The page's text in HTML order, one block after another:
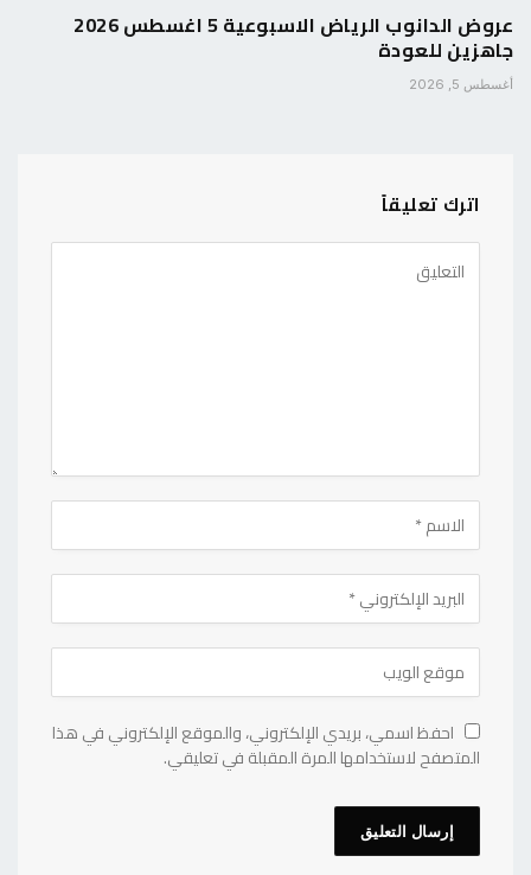
عروض الدانوب الرياض الاسبوعية 5 اغسطس 2026
جاهزين للعودة
أغسطس 5, 2026
اترك تعليقاً
احفظ اسمي، بريدي الإلكتروني، والموقع الإلكتروني في هذا
المتصفح لاستخدامها المرة المقبلة في تعليقي.